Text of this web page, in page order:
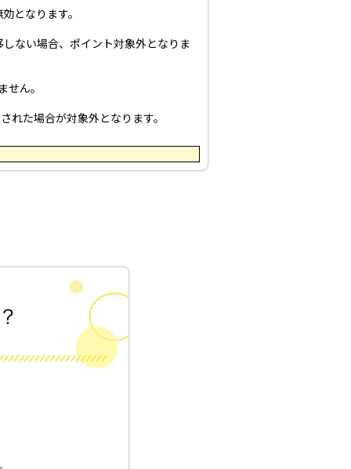
となります。
ない場合、ポイント対象外となりま
せん。
た場合が対象外となります。